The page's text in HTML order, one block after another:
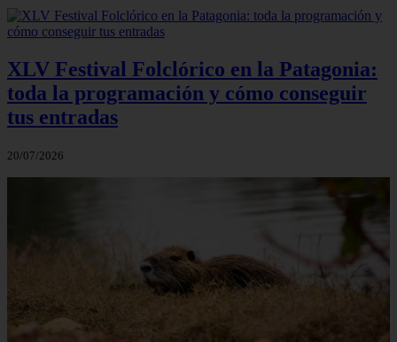
XLV Festival Folclórico en la Patagonia:
toda la programación y cómo conseguir
tus entradas
20/07/2026